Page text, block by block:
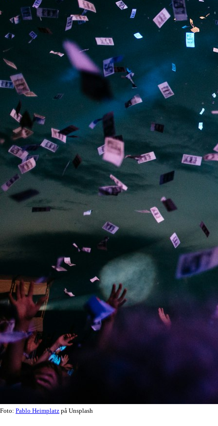
Foto: Pablo Heimplatz på Unsplash